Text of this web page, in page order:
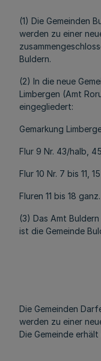
(1) Die Gemeinden
werden zu einer
Buldern.
(2) In die neue
Limbergen (Amt
eingegliedert:
Gemarkung
Flur 9 Nr. 43/halb,
Flur 10 Nr. 7 bis 11,
Fluren 11 bis 18 ganz.
(3) Das Amt
ist die Gemeinde
Die Gemeinden
werden zu einer
Die Gemeinde